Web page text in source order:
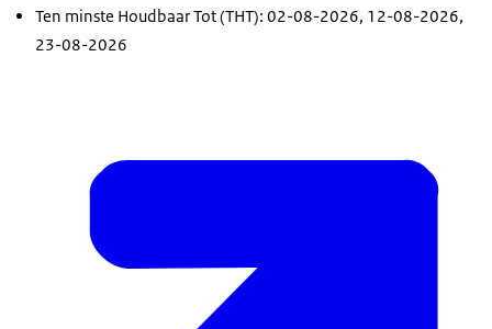
Ten minste Houdbaar Tot (THT): 02-08-2026, 12-08-2026,
23-08-2026